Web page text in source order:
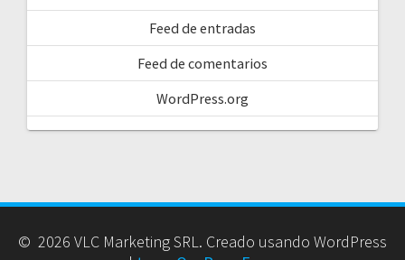
Feed de entradas
Feed de comentarios
WordPress.org
© 2026 VLC Marketing SRL. Creado usando WordPress